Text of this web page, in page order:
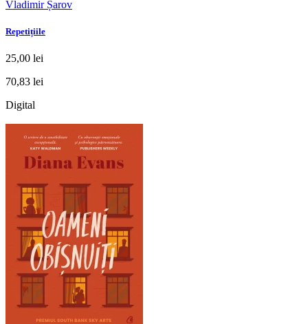
Vladimir Șarov
Repetițiile
25,00 lei
70,83 lei
Digital